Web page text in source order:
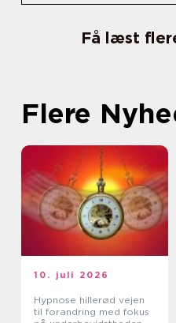
Få læst
Flere
10. juli 2026
Hypnose hillerød vejen
til forandring med fokus